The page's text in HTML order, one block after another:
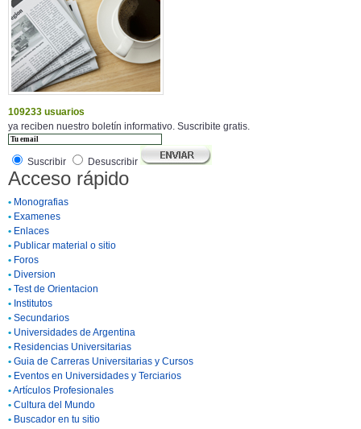
109233 usuarios
ya reciben nuestro boletín informativo. Suscribite gratis.
Suscribir Desuscribir
Acceso rápido
• Monografias
• Examenes
• Enlaces
• Publicar material o sitio
• Foros
• Diversion
• Test de Orientacion
• Institutos
• Secundarios
• Universidades de Argentina
• Residencias Universitarias
• Guia de Carreras Universitarias y Cursos
• Eventos en Universidades y Terciarios
•Artículos Profesionales
• Cultura del Mundo
• Buscador en tu sitio